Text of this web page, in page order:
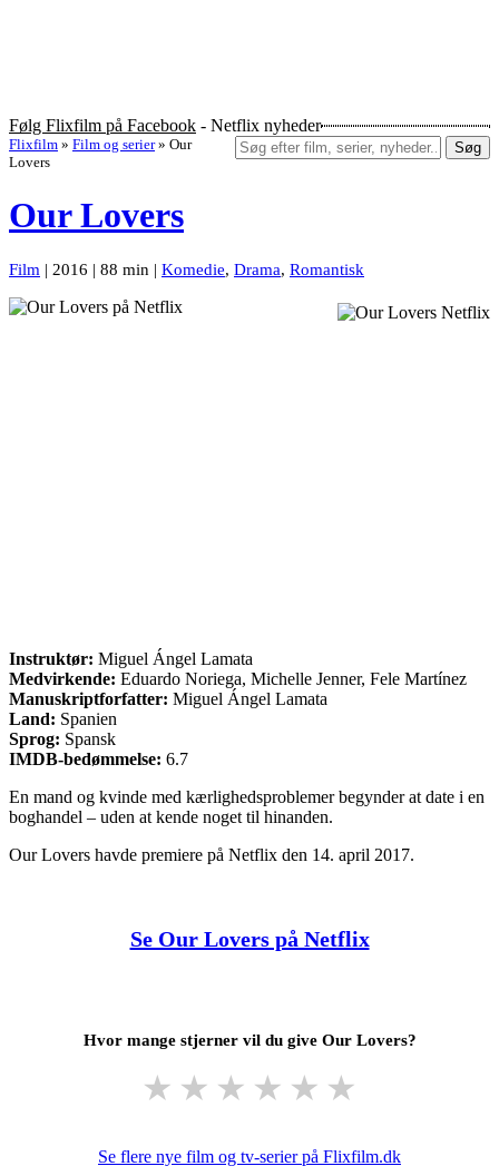
Følg Flixfilm på Facebook - Netflix nyheder
Søg
Flixfilm » Film og serier » Our
Lovers
Our Lovers
Film | 2016 | 88 min | Komedie, Drama, Romantisk
Instruktør: Miguel Ángel Lamata
Medvirkende: Eduardo Noriega, Michelle Jenner, Fele Martínez
Manuskriptforfatter: Miguel Ángel Lamata
Land: Spanien
Sprog: Spansk
IMDB-bedømmelse: 6.7
En mand og kvinde med kærlighedsproblemer begynder at date i en
boghandel – uden at kende noget til hinanden.
Our Lovers havde premiere på Netflix den 14. april 2017.
Se Our Lovers på Netflix
Hvor mange stjerner vil du give Our Lovers?
★ ★ ★ ★ ★ ★
Se flere nye film og tv-serier på Flixfilm.dk